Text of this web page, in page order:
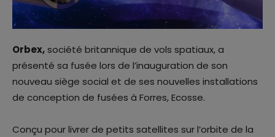
Orbex,société britannique de vols spatiaux, a
présenté sa fusée lors de l’inauguration de son
nouveau siège social et de ses nouvelles installations
de conception de fusées à Forres, Ecosse.
Conçu pour livrer de petits satellites sur l’orbite de la